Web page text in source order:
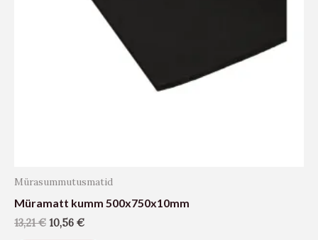
Mürasummutusmatid
Müramatt kumm 500x750x10mm
13,21€ 10,56 €